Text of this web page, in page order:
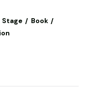
Stage
Book